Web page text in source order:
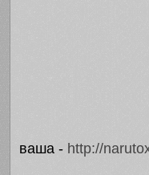
ваша - http://